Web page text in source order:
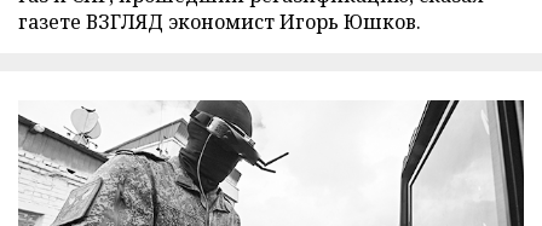
газете ВЗГЛЯД экономист Игорь Юшков.